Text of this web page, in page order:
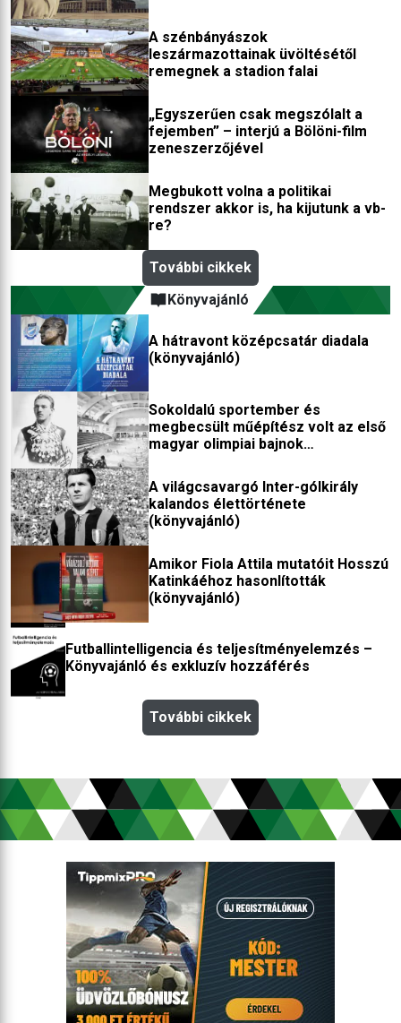
A szénbányászok
leszármazottainak üvöltésétől
remegnek a stadion falai
„Egyszerűen csak megszólalt a
fejemben” – interjú a Bölöni-film
zeneszerzőjével
Megbukott volna a politikai
rendszer akkor is, ha kijutunk a vb-
re?
További cikkek
Könyvajánló
A hátravont középcsatár diadala
(könyvajánló)
Sokoldalú sportember és
megbecsült műépítész volt az első
magyar olimpiai bajnok
(könyvajánló)
A világcsavargó Inter-gólkirály
kalandos élettörténete
(könyvajánló)
Amikor Fiola Attila mutatóit Hosszú
Katinkáéhoz hasonlították
(könyvajánló)
Futballintelligencia és teljesítményelemzés –
Könyvajánló és exkluzív hozzáférés
További cikkek